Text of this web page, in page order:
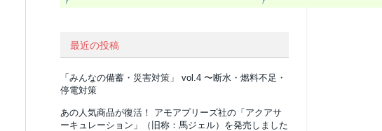
最近の投稿
「みんなの備蓄・災害対策」 vol.4 〜断水・燃料不足・
停電対策
あの人気商品が復活！ アモアプリーズ社の「アクアサ
ーキュレーション」（旧称：馬ジェル）を発売しました